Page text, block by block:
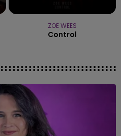
ZOE WEES
Control